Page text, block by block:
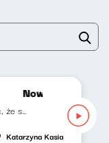
Nowy świt
- Po czym poznać, że sklep internetowy jest...
Katarzyna Kasia